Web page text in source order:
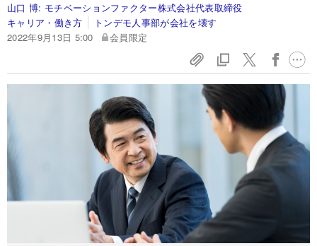
山口 博: モチベーションファクター株式会社代表取締役
キャリア・働き方
トンデモ人事部が会社を壊す
2022年9月13日 5:00
会員限定